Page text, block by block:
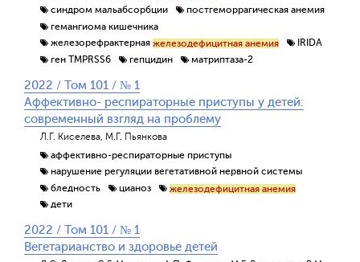
синдром мальабсорбции
постгеморрагическая анемия
гемангиома кишечника
железорефрактерная железодефицитная анемия
IRIDA
ген TMPRSS6
гепцидин матриптаза-2
2022 / Том 101 / № 1
Аффективно- респираторные приступы у детей:
современный взгляд на проблему
Л.Г. Киселева, М.Г. Пьянкова
аффективно-респираторные приступы
нарушение регуляции вегетативной нервной системы
бледность
цианоз
железодефицитная анемия
дети
2022 / Том 101 / № 1
Вегетарианство и здоровье детей